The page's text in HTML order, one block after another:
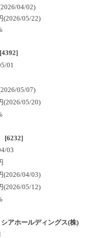
04/02)
(2026/05/22)
01
05/07)
(2026/05/20)
[6232]
03
(2026/04/03)
(2026/05/12)
シアホールディングス(株)